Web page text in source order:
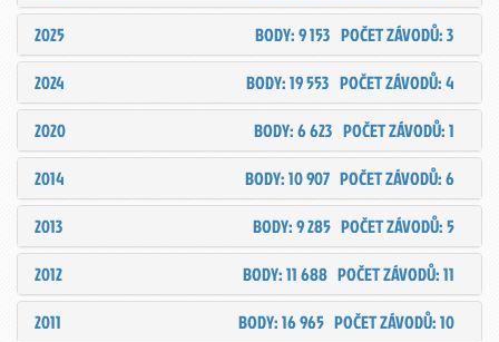
2025
POČET ZÁVODŮ: 3
BODY: 9 153
2024
POČET ZÁVODŮ: 4
BODY: 19 553
2020
POČET ZÁVODŮ: 1
BODY: 6 623
2014
POČET ZÁVODŮ: 6
BODY: 10 907
2013
POČET ZÁVODŮ: 5
BODY: 9 285
2012
POČET ZÁVODŮ: 11
BODY: 11 688
2011
POČET ZÁVODŮ: 10
BODY: 16 965